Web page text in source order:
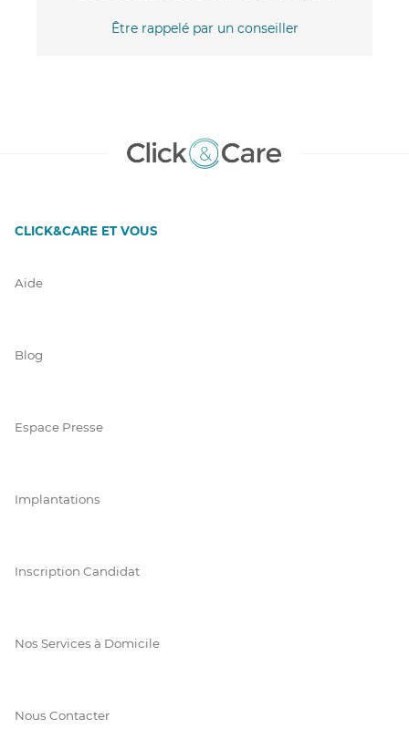
Être rappelé par un conseiller
CLICK&CARE ET VOUS
Aide
Blog
Espace Presse
Implantations
Inscription Candidat
Nos Services à Domicile
Nous Contacter